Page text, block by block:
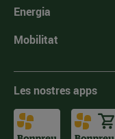
Energia
Mobilitat
Les nostres apps